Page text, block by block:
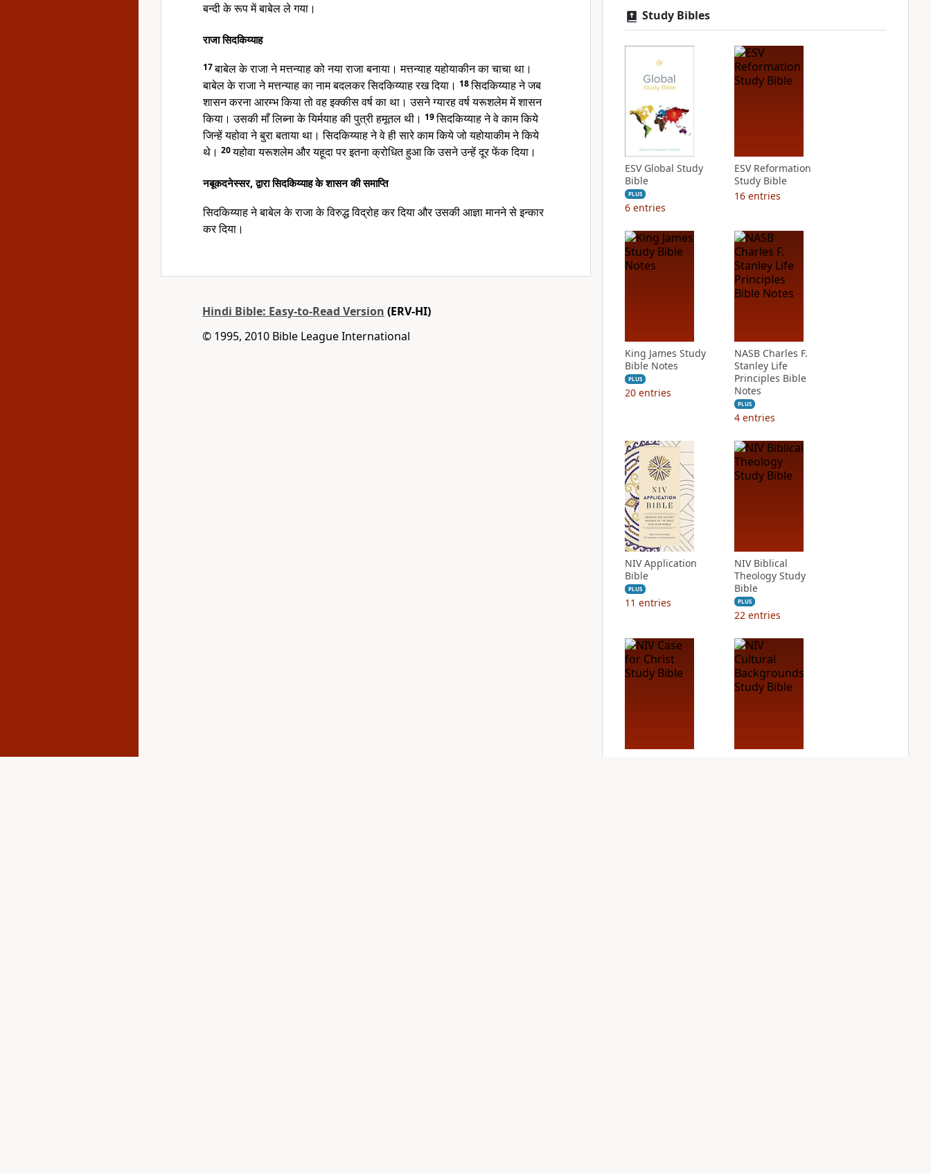
बन्दी के रूप में बाबेल ले गया।
राजा सिदकिय्याह
17बाबेल के राजा ने मत्तन्याह को नया राजा बनाया। मत्तन्याह यहोयाकीन का चाचा था।
बाबेल के राजा ने मत्तन्याह का नाम बदलकर सिदकिय्याह रख दिया। 18सिदकिय्याह ने जब
शासन करना आरम्भ किया तो वह इक्कीस वर्ष का था। उसने ग्यारह वर्ष यरूशलेम में शासन
किया। उसकी माँ लिब्ना के यिर्मयाह की पुत्री हमूतल थी। 19सिदकिय्याह ने वे काम किये
जिन्हें यहोवा ने बुरा बताया था। सिदकिय्याह ने वे ही सारे काम किये जो यहोयाकीम ने किये
थे। 20यहोवा यरूशलेम और यहूदा पर इतना क्रोधित हुआ कि उसने उन्हें दूर फेंक दिया।
नबूकदनेस्सर, द्वारा सिदकिय्याह के शासन की समाप्ति
सिदकिय्याह ने बाबेल के राजा के विरुद्ध विद्रोह कर दिया और उसकी आज्ञा मानने से इन्कार
कर दिया।
Hindi Bible: Easy-to-Read Version (ERV-HI)
© 1995, 2010 Bible League International
Study Bibles
ESV Global Study
Bible
PLUS
6 entries
ESV Reformation
Study Bible
16 entries
King James Study
Bible Notes
PLUS
20 entries
NASB Charles F.
Stanley Life
Principles Bible
Notes
PLUS
4 entries
NIV Application
Bible
PLUS
11 entries
NIV Biblical
Theology Study
Bible
PLUS
22 entries